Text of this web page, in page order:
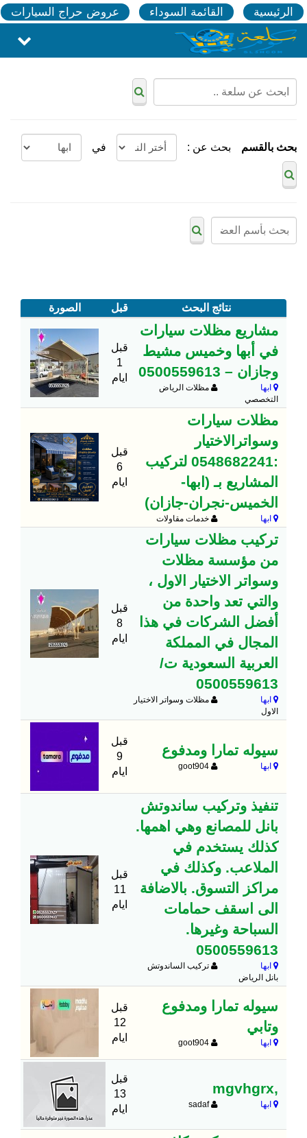
الرئيسية القائمة السوداء عروض حراج السيارات
بحث بالقسم بحث عن : في
نتائج البحث قبل الصورة
مشاريع مظلات سيارات
في أبها وخميس مشيط
وجازان – 0500559613
ابها
مظلات الرياض
التخصصي
قبل
1
ايام
مظلات سيارات
وسواترالاختيار
:0548682241 لتركيب
المشاريع بـ (ابها-
الخميس-نجران-جازان)
ابها خدمات مقاولات
قبل
6
ايام
تركيب مظلات سيارات
من مؤسسة مظلات
وسواتر الاختيار الاول ،
والتي تعد واحدة من
أفضل الشركات في هذا
المجال في المملكة
العربية السعودية ت/
0500559613
ابها
مظلات وسواتر الاختيار
الاول
قبل
8
ايام
سيوله تمارا ومدفوع
ابها goot904
قبل
9
ايام
تنفيذ وتركيب ساندوتش
بانل للمصانع وهي اهمها.
كذلك يستخدم في
الملاعب. وكذلك في
مراكز التسوق. بالاضافة
الى اسقف حمامات
السباحة وغيرها.
0500559613
ابها
تركيب الساندوتش
بانل الرياض
قبل
11
ايام
سيوله تمارا ومدفوع
وتابي
ابها goot904
قبل
12
ايام
,mgvhgrx
ابها sadaf
قبل
13
ايام